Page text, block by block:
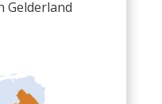
Gelderland